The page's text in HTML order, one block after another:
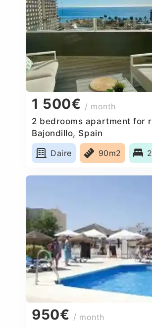
1 500€ / month
2 bedrooms apartment for
Bajondillo, Spain
Daire
90m2 2
950€ / month